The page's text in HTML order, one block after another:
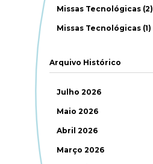
Missas Tecnológicas (2)
Missas Tecnológicas (1)
Arquivo Histórico
Julho 2026
Maio 2026
Abril 2026
Março 2026